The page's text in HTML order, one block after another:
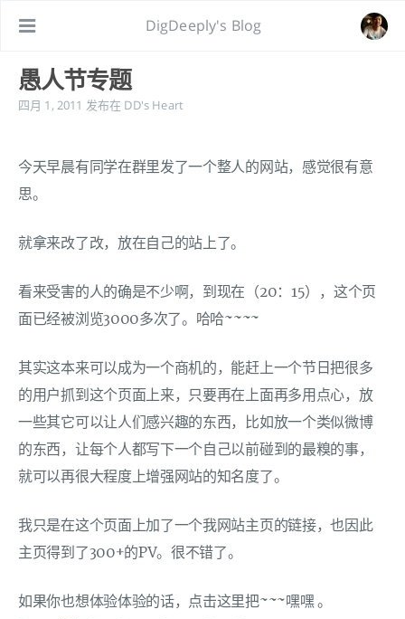
DigDeeply's Blog
愚人节专题
四月 1, 2011 发布在 DD's Heart
今天早晨有同学在群里发了一个整人的网站，感觉很有意
思。
就拿来改了改，放在自己的站上了。
看来受害的人的确是不少啊，到现在（20：15），这个页
面已经被浏览3000多次了。哈哈~~~~
其实这本来可以成为一个商机的，能赶上一个节日把很多
的用户抓到这个页面上来，只要再在上面再多用点心，放
一些其它可以让人们感兴趣的东西，比如放一个类似微博
的东西，让每个人都写下一个自己以前碰到的最糗的事，
就可以再很大程度上增强网站的知名度了。
我只是在这个页面上加了一个我网站主页的链接，也因此
主页得到了300+的PV。很不错了。
如果你也想体验体验的话，点击这里把~~~嘿嘿 。